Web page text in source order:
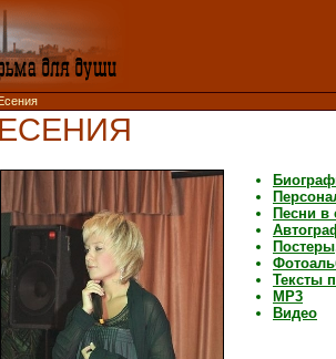
ЕСЕНИЯ
Песни в
Тексты
MP3
Видео